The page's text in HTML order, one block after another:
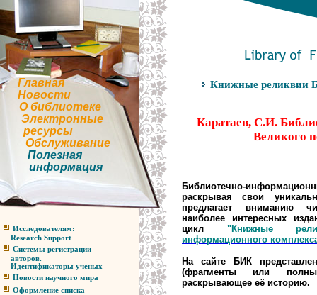
Главная
Новости
О библиотеке
Электронные
ресурсы
Обслуживание
Полезная
информация
Исследователям:
Research Support
Системы регистрации
авторов.
Идентификаторы ученых
Новости научного мира
Оформление списка
Книжные реликвии
Каратаев, С.И.
Великого
Библиотечно-
раскрывая свои
предлагает вниманию
наиболее интересных
цикл "Книжные
информационного
На сайте БИК
(фрагменты или
раскрывающее её историю.